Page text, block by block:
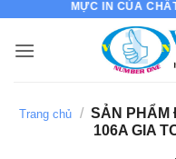
nội
MỰC IN CỦA
Trang chủ / SẢN PHẨM
106A GIA